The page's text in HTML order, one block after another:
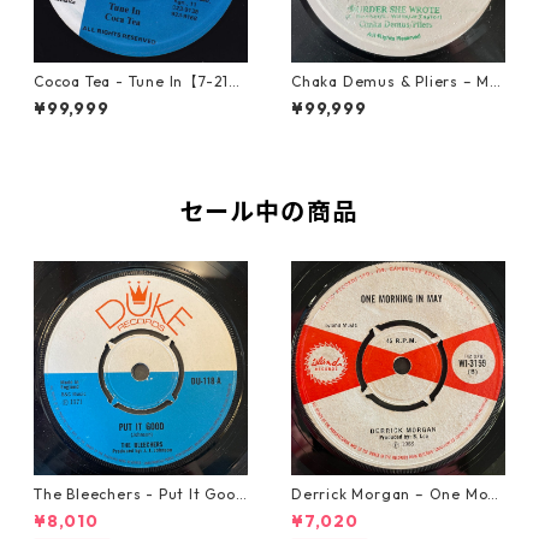
Cocoa Tea - Tune In【7-2187
2】
¥99,999
Chaka Demus & Pliers – Mu
rder She Wrote【7-21777】
¥99,999
セール中の商品
The Bleechers - Put It Good
【7-21637】
¥8,010
Derrick Morgan – One Morn
ing In May【7-21653】
¥7,020